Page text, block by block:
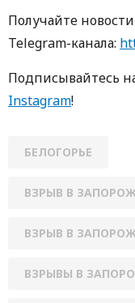
Получайте
Telegram-канала:
Подписывайтесь
Instagram!
БЕЛОГОРЬЕ
ВЗРЫВ В
ВЗРЫВ В
ВЗРЫВЫ В